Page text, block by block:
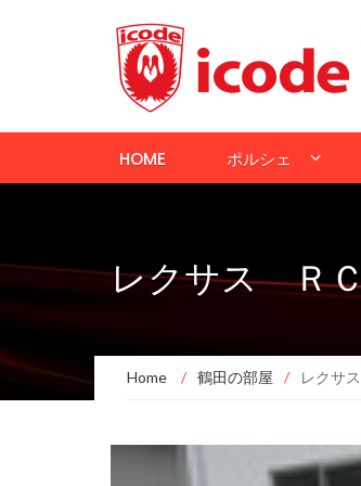
HOME ポルシェ
レクサス ＲＣ
Home / 鶴田の部屋 / レクサ